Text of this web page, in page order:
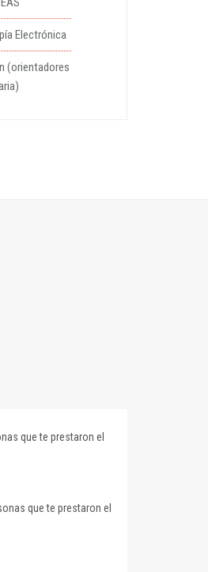
Electrónica
(orientadores
que te prestaron el
que te prestaron el